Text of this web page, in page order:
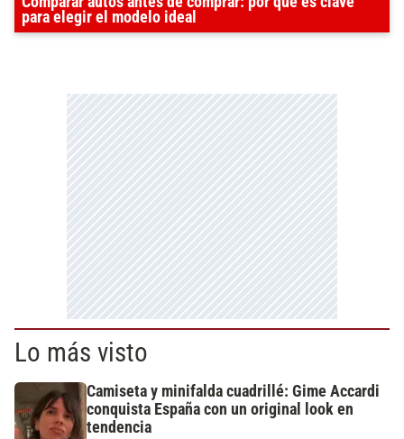
para elegir el modelo ideal
Lo más visto
Camiseta y minifalda cuadrillé: Gime Accardi
conquista España con un original look en
tendencia